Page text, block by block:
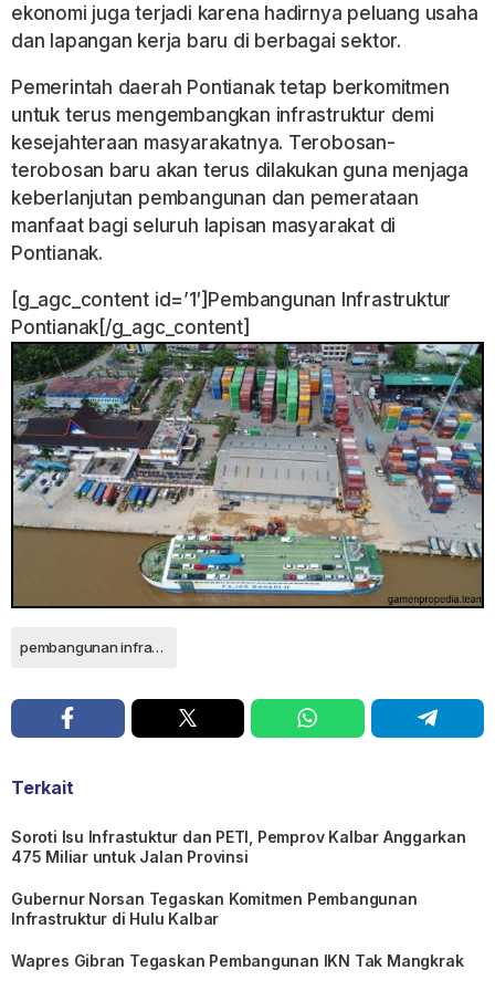
ekonomi juga terjadi karena hadirnya peluang usaha
dan lapangan kerja baru di berbagai sektor.
Pemerintah daerah Pontianak tetap berkomitmen
untuk terus mengembangkan infrastruktur demi
kesejahteraan masyarakatnya. Terobosan-
terobosan baru akan terus dilakukan guna menjaga
keberlanjutan pembangunan dan pemerataan
manfaat bagi seluruh lapisan masyarakat di
Pontianak.
[g_agc_content id=’1′]Pembangunan Infrastruktur
Pontianak[/g_agc_content]
pembangunan infrastruktur
Terkait
Soroti Isu Infrastuktur dan PETI, Pemprov Kalbar Anggarkan
475 Miliar untuk Jalan Provinsi
Gubernur Norsan Tegaskan Komitmen Pembangunan
Infrastruktur di Hulu Kalbar
Wapres Gibran Tegaskan Pembangunan IKN Tak Mangkrak